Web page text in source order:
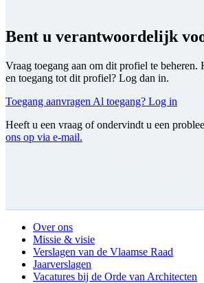
Bent u verantwoordelijk
Vraag toegang aan om dit profiel te beheren.
en toegang tot dit profiel? Log dan in.
Toegang aanvragen Al toegang? Log in
Heeft u een vraag of ondervindt u een
ons op via e-mail.
Over ons
Missie & visie
Verslagen van de Vlaamse Raad
Jaarverslagen
Vacatures bij de Orde van Architecten